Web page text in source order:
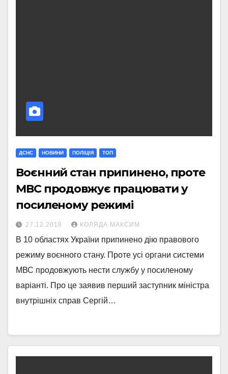
ДСНС НОВИНИ ПОЛІЦІЯ ТОП
Воєнний стан припинено, проте
МВС продовжує працювати у
посиленому режимі
27.12.2018 КОЛЯДА МАКСИМ
В 10 областях України припинено дію правового
режиму воєнного стану. Проте усі органи системи
МВС продовжують нести службу у посиленому
варіанті. Про це заявив перший заступник міністра
внутрішніх справ Сергій…